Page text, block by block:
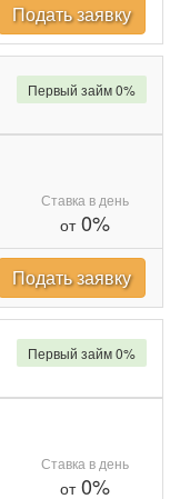
Подать заявку
Ставка в день
от0%
Первый займ 0%
Подать заявку
Ставка в день
от0%
Первый займ 0%